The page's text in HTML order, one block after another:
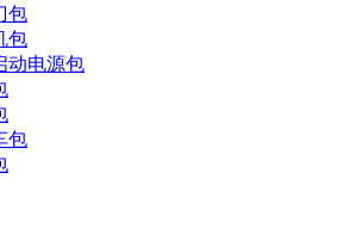
包
包
动电源包
包